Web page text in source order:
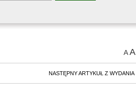
AA
NASTĘPNY ARTYKUŁ Z WYDANIA